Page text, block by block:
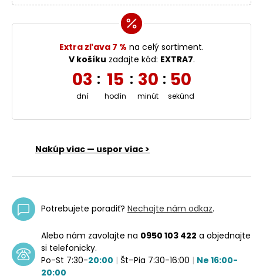
Extra zľava 7 % na celý sortiment.
V košíku zadajte kód: EXTRA7.
03
dní
: 15
hodín
: 30
minút
: 49
sekúnd
Nakúp viac — uspor viac >
Potrebujete poradiť? Nechajte nám odkaz.
Alebo nám zavolajte na 0950 103 422 a objednajte
si telefonicky.
Po-St 7:30-20:00 | Št–Pia 7:30-16:00 | Ne 16:00-
20:00